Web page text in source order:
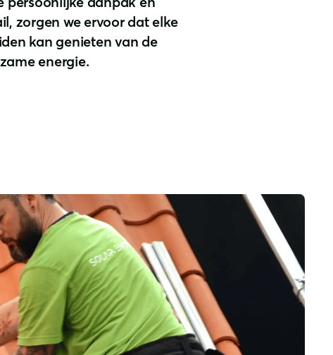
zorgen we ervoor dat elke
kan genieten van de
energie.